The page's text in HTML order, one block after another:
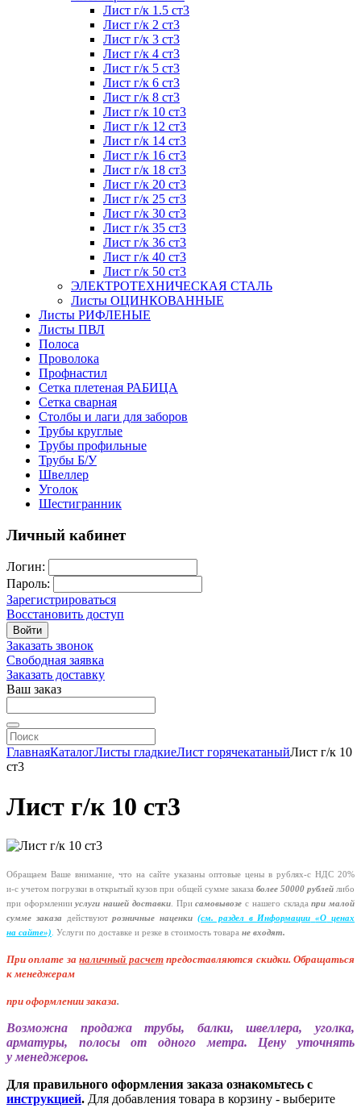
Лист г/к 1.5 ст3
Лист г/к 2 ст3
Лист г/к 3 ст3
Лист г/к 4 ст3
Лист г/к 5 ст3
Лист г/к 6 ст3
Лист г/к 8 ст3
Лист г/к 10 ст3
Лист г/к 12 ст3
Лист г/к 14 ст3
Лист г/к 16 ст3
Лист г/к 18 ст3
Лист г/к 20 ст3
Лист г/к 25 ст3
Лист г/к 30 ст3
Лист г/к 35 ст3
Лист г/к 36 ст3
Лист г/к 40 ст3
Лист г/к 50 ст3
ЭЛЕКТРОТЕХНИЧЕСКАЯ СТАЛЬ
Листы ОЦИНКОВАННЫЕ
Листы РИФЛЕНЫЕ
Листы ПВЛ
Полоса
Проволока
Профнастил
Сетка плетеная РАБИЦА
Сетка сварная
Столбы и лаги для заборов
Трубы круглые
Трубы профильные
Трубы Б/У
Швеллер
Уголок
Шестигранник
Личный кабинет
Логин:
Пароль:
Зарегистрироваться
Восстановить доступ
Войти
Заказать звонок
Свободная заявка
Заказать доставку
Ваш заказ
ГлавнаяКаталогЛисты гладкиеЛист горячекатаныйЛист г/к 10
ст3
Лист г/к 10 ст3
Обращаем Ваше внимание, что на сайте указаны оптовые цены в рублях-с НДС 20%
и-с учетом погрузки в открытый кузов при общей сумме заказа более 50000 рублейлибо
при оформленииуслуги нашей доставки. Присамовывозе с нашего складапри малой
сумме заказа
действуютрозничные наценки (см. раздел в Информации «О ценах
на сайте»). Услуги по доставке и резке в стоимость товара не входят.
При оплате заналичный расчет предоставляются скидки. Обращаться
к менеджерам
при оформлении заказа.
Возможна продажа трубы, балки, швеллера, уголка,
арматуры, полосы от одного метра. Цену уточнять
у менеджеров.
Для правильного оформления заказа ознакомьтесь с
инструкцией. Для добавления товара в корзину - выберите